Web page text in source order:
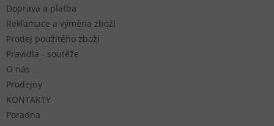
Doprava a platba
Reklamace a výměna zboží
Prodej použitého zboží
Pravidla - soutěže
O nás
Prodejny
KONTAKTY
Poradna